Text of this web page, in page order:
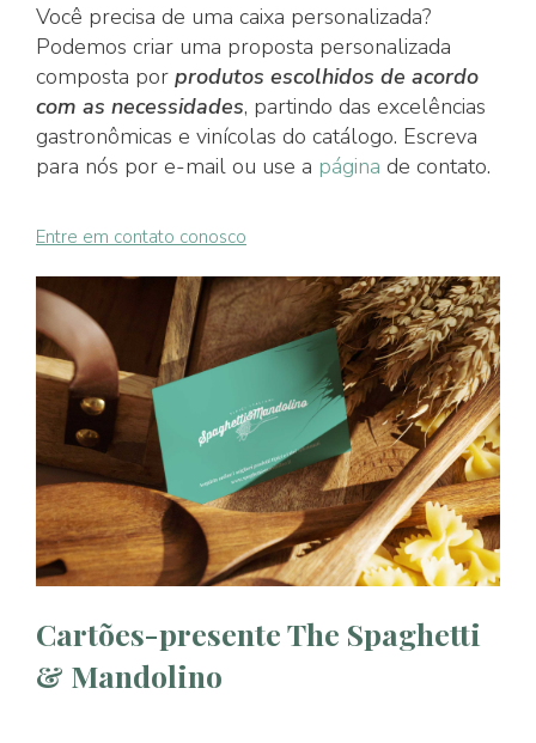
Você precisa de uma caixa personalizada?
Podemos criar uma proposta personalizada
composta por produtos escolhidos de acordo
com as necessidades, partindo das excelências
gastronômicas e vinícolas do catálogo. Escreva
para nós por e-mail ou use a página de contato.
Entre em contato conosco
Cartões-presente The Spaghetti
& Mandolino